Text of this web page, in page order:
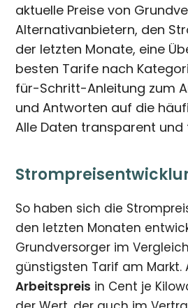
aktuelle Preise von
Alternativanbietern, den
der letzten Monate, eine
besten Tarife nach
für-Schritt-Anleitung zum
und Antworten auf die
Alle Daten transparent und
So haben sich die
den letzten Monaten
Grundversorger im
günstigsten Tarif am Markt.
Arbeitspreis in Cent je